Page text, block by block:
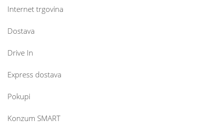
Internet trgovina
Dostava
Drive In
Express dostava
Pokupi
Konzum SMART